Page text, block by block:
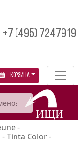
+7 (495) 7247919
Корзина
-
-Tinta Color -